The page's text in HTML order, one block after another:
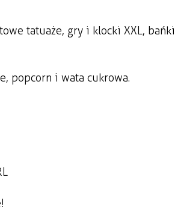
tatuaże, gry i klocki XXL,
popcorn i wata cukrowa.